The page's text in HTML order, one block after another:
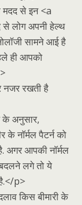
मदद से इन <a
लोग अपनी हेल्थ
सामने आई है
ही आपको
रखती है
के अनुसार,
के नॉर्मल पैटर्न को
अगर आपकी नॉर्मल
बदलने लगे तो ये
p>
किस बीमारी के